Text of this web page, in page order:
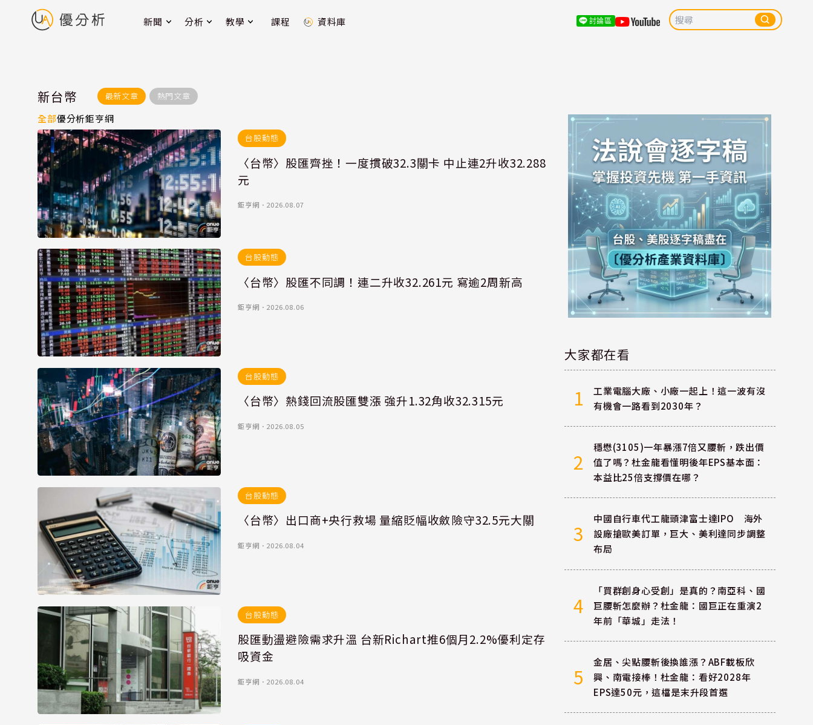
新聞 分析 教學 課程 資料庫 討論區
新台幣 最新文章 熱門文章
全部優分析鉅亨網
台股動態
〈台幣〉股匯齊挫！一度摜破32.3關卡 中止連2升收32.288
元
鉅亨網 ． 2026.08.07
台股動態
〈台幣〉股匯不同調！連二升收32.261元 寫逾2周新高
鉅亨網 ． 2026.08.06
台股動態
〈台幣〉熱錢回流股匯雙漲 強升1.32角收32.315元
鉅亨網 ． 2026.08.05
台股動態
〈台幣〉出口商+央行救場 量縮貶幅收斂險守32.5元大關
鉅亨網 ． 2026.08.04
台股動態
股匯動盪避險需求升溫 台新Richart推6個月2.2%優利定存
吸資金
鉅亨網 ． 2026.08.04
大家都在看
1
工業電腦大廠、小廠一起上！這一波有沒
有機會一路看到2030年？
2
穩懋(3105)一年暴漲7倍又腰斬，跌出價
值了嗎？杜金龍看懂明後年EPS基本面：
本益比25倍支撐價在哪？
3
中國自行車代工龍頭津富士達IPO 海外
設廠搶歐美訂單，巨大、美利達同步調整
布局
4
「買群創身心受創」是真的？南亞科、國
巨腰斬怎麼辦？杜金龍：國巨正在重演2
年前「華城」走法！
5
金居、尖點腰斬後換誰漲？ABF載板欣
興、南電接棒！杜金龍：看好2028年
EPS達50元，這檔是末升段首選